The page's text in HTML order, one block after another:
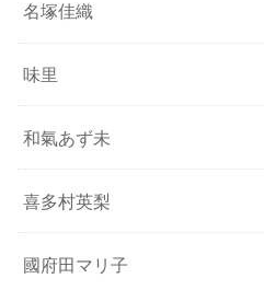
名塚佳織
味里
和氣あず未
喜多村英梨
國府田マリ子